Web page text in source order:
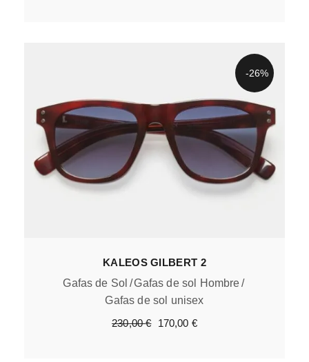
-26%
KALEOS GILBERT 2
Gafas de Sol
Gafas de sol Hombre
Gafas de sol unisex
230,00€ 170,00 €